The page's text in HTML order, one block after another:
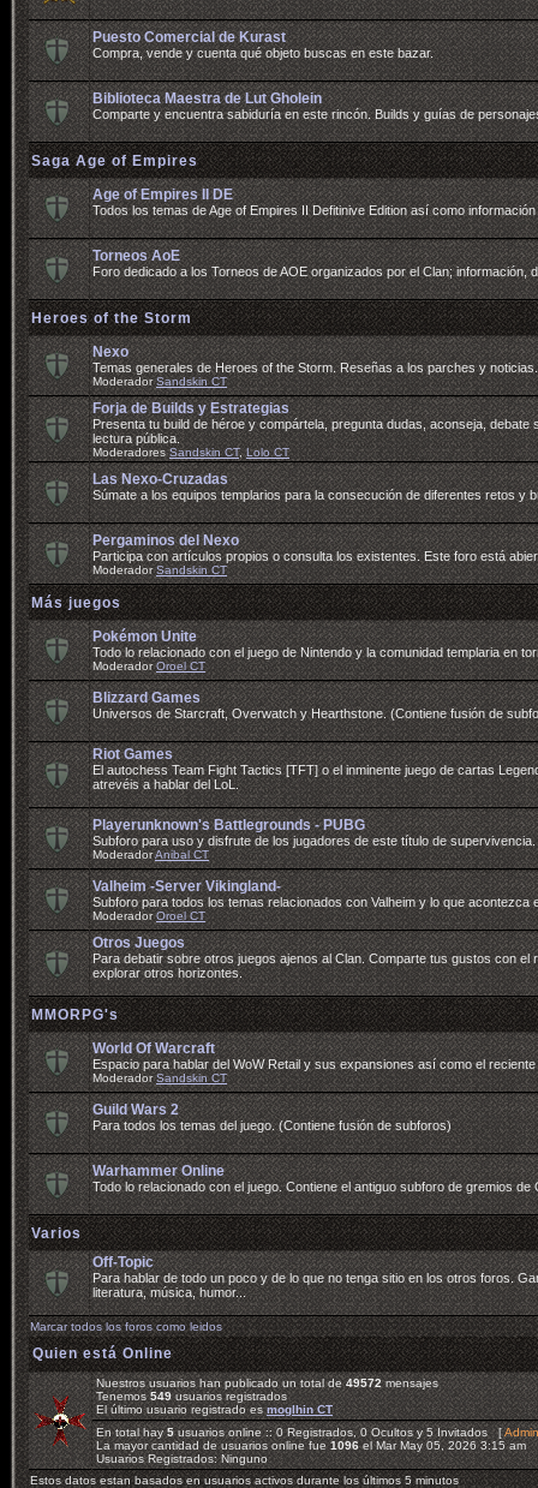
Puesto Comercial de Kurast
Compra, vende y cuenta qué objeto buscas en este bazar.
Biblioteca Maestra de Lut Gholein
Comparte y encuentra sabiduría en este rincón. Builds y guías de
Saga Age of Empires
Age of Empires II DE
Todos los temas de Age of Empires II Defitinive Edition así como
Torneos AoE
Foro dedicado a los Torneos de AOE organizados por el Clan; información,
Heroes of the Storm
Nexo
Temas generales de Heroes of the Storm. Reseñas a los parches y
ModeradorSandskin CT
Forja de Builds y Estrategias
Presenta tu build de héroe y compártela, pregunta dudas, aconseja,
lectura pública.
ModeradoresSandskin CT,Lolo CT
Las Nexo-Cruzadas
Súmate a los equipos templarios para la consecución de diferentes retos y
Pergaminos del Nexo
Participa con artículos propios o consulta los existentes. Este foro está
ModeradorSandskin CT
Más juegos
Pokémon Unite
Todo lo relacionado con el juego de Nintendo y la comunidad templaria en
ModeradorOroel CT
Blizzard Games
Universos de Starcraft, Overwatch y Hearthstone. (Contiene fusión de
Riot Games
El autochess Team Fight Tactics [TFT] o el inminente juego de cartas
atrevéis a hablar del LoL.
Playerunknown's Battlegrounds - PUBG
Subforo para uso y disfrute de los jugadores de este título de supervivencia.
ModeradorAnibal CT
Valheim -Server Vikingland-
Subforo para todos los temas relacionados con Valheim y lo que acontezca
ModeradorOroel CT
Otros Juegos
Para debatir sobre otros juegos ajenos al Clan. Comparte tus gustos con
explorar otros horizontes.
MMORPG's
World Of Warcraft
Espacio para hablar del WoW Retail y sus expansiones así como el
ModeradorSandskin CT
Guild Wars 2
Para todos los temas del juego. (Contiene fusión de subforos)
Warhammer Online
Todo lo relacionado con el juego. Contiene el antiguo subforo de gremios
Varios
Off-Topic
Para hablar de todo un poco y de lo que no tenga sitio en los otros foros.
literatura, música, humor...
Marcar todos los foros como leidos
Quien está Online
Nuestros usuarios han publicado un total de49572mensajes
Tenemos549usuarios registrados
El último usuario registrado esmoglhin CT
En total hay5usuarios online :: 0 Registrados, 0 Ocultos y 5 Invitados [
La mayor cantidad de usuarios online fue1096el Mar May 05, 2026 3:15 am
Usuarios Registrados: Ninguno
Estos datos estan basados en usuarios activos durante los últimos 5 minutos